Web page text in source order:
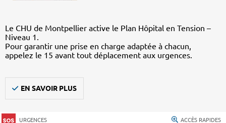
Le CHU de Montpellier active le Plan Hôpital en Tension –
Niveau 1.
Pour garantir une prise en charge adaptée à chacun,
appelez le 15 avant tout déplacement aux urgences.
EN SAVOIR PLUS
URGENCES ACCÈS RAPIDES